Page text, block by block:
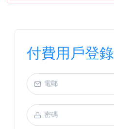
付費用戶登錄